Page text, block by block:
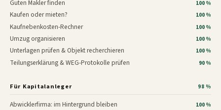
Guten Makler finden 100 %
Kaufen oder mieten? 100 %
Kaufnebenkosten-Rechner 100 %
Umzug organisieren 100 %
Unterlagen prüfen & Objekt recherchieren 100 %
Teilungserklärung & WEG-Protokolle prüfen 90 %
Für Kapitalanleger 98 %
Abwicklerfirma: im Hintergrund bleiben 100 %